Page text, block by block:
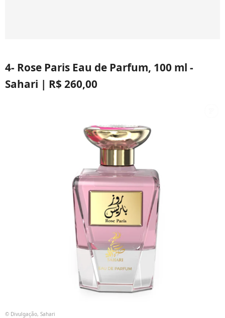
4- Rose Paris Eau de Parfum, 100 ml -
Sahari | R$ 260,00
© Divulgação, Sahari